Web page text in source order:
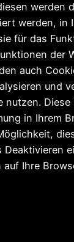
werden
werden, in
für das
der
auch
und
nutzen.
in Ihrem
Deaktivieren
Ihre